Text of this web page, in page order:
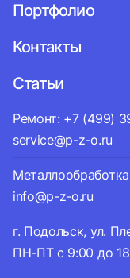
Портфолио
Контакты
Статьи
Ремонт: +7 (499)
service@p-z-o.ru
info@p-z-o.ru
г. Подольск, ул.
ПН-ПТ с 9:00 до